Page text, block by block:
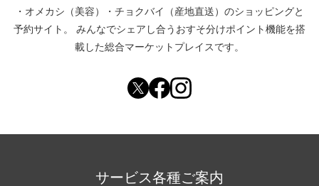
・ オメカシ（美容） ・ チョクバイ（産地直送） のショッピングと
予約サイト。
みんなでシェアし合う おすそ分けポイント機能を搭
載した総合マーケットプレイスです。
サービス各種ご案内